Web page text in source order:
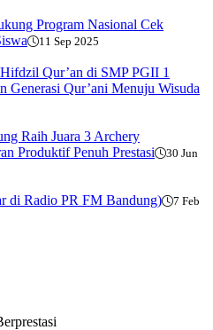
Program Nasional Cek
11 Sep 2025
Qur’an di SMP PGII 1
Generasi Qur’ani Menuju Wisuda
Raih Juara 3 Archery
Produktif Penuh Prestasi
30 Jun
di Radio PR FM Bandung)
7 Feb